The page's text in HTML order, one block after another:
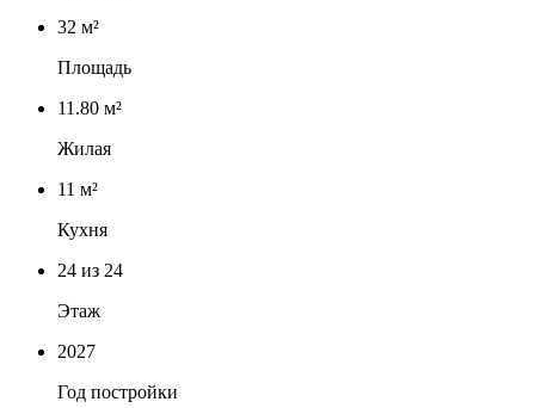
32 м²
Площадь
11.80 м²
Жилая
11 м²
Кухня
24 из 24
Этаж
2027
Год постройки